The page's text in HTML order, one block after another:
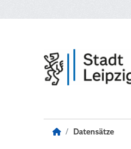
Datensätze